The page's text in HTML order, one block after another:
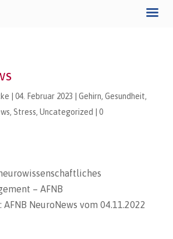
04. Februar 2023 Gehirn, Gesundheit,
, Stress, Uncategorized
0
– AFNB
NeuroNews vom 04.11.2022